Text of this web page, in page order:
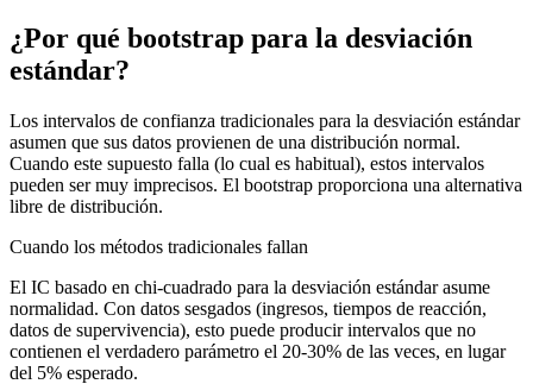
¿Por qué bootstrap para la desviación
estándar?
Los intervalos de confianza tradicionales para la desviación estándar
asumen que sus datos provienen de una distribución normal.
Cuando este supuesto falla (lo cual es habitual), estos intervalos
pueden ser muy imprecisos. El bootstrap proporciona una alternativa
libre de distribución.
Cuando los métodos tradicionales fallan
El IC basado en chi-cuadrado para la desviación estándar asume
normalidad. Con datos sesgados (ingresos, tiempos de reacción,
datos de supervivencia), esto puede producir intervalos que no
contienen el verdadero parámetro el 20-30% de las veces, en lugar
del 5% esperado.